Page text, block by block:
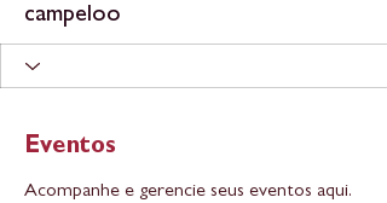
campeloo
Eventos
Acompanhe e gerencie seus eventos aqui.